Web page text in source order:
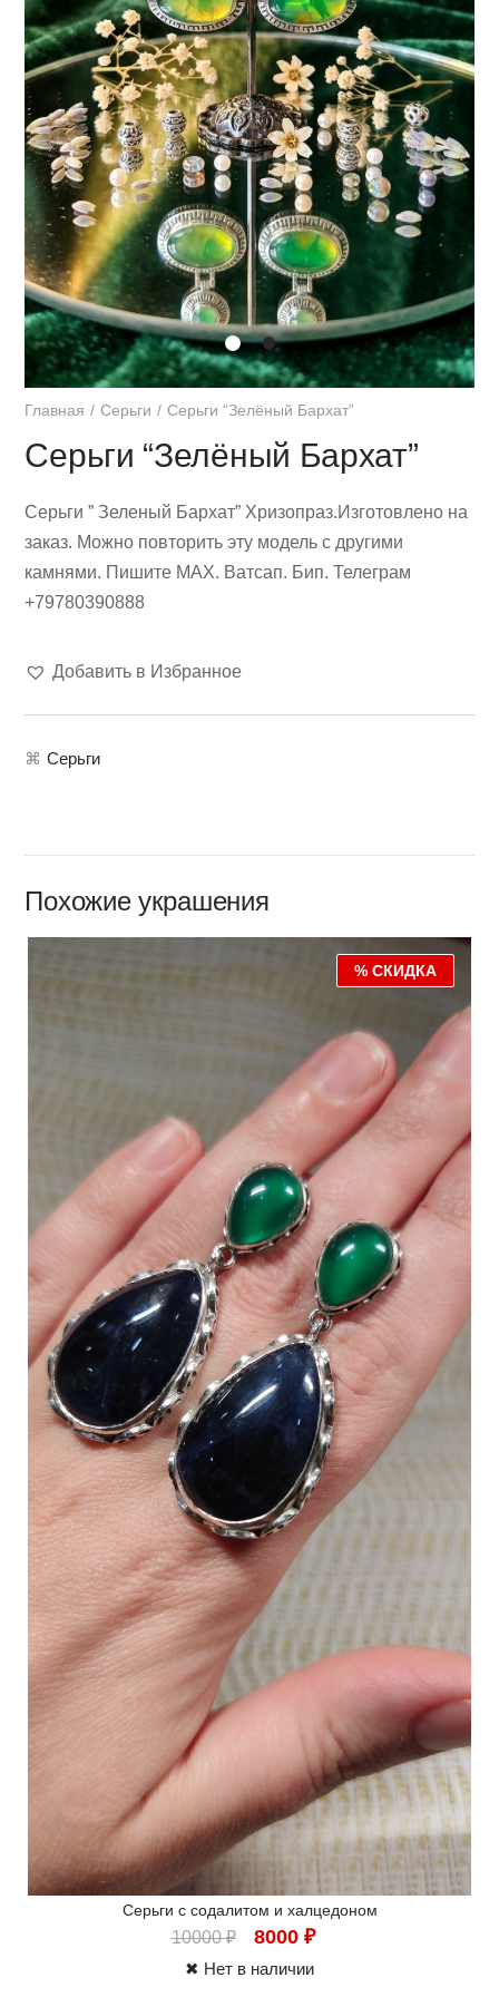
Главная Серьги Серьги “Зелёный Бархат”
Серьги “Зелёный Бархат”
Серьги ” Зеленый Бархат” Хризопраз.Изготовлено на
заказ. Можно повторить эту модель с другими
камнями. Пишите МАХ. Ватсап. Бип. Телеграм
+79780390888
Добавить в Избранное
⌘ Серьги
Похожие украшения
% СКИДКА
Серьги с содалитом и халцедоном
10000₽ 8000 ₽
✖ Нет в наличии